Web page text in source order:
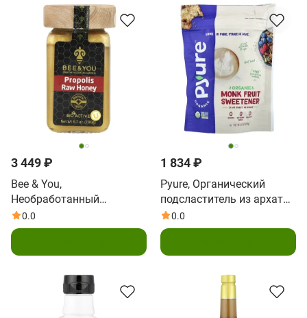
3 449 ₽
Bee & You,
Необработанный
прополис, 190 г (6,7
унции)
0.0
1 834 ₽
Pyure, Органический
подсластитель из архата,
340 г (12 унций)
0.0